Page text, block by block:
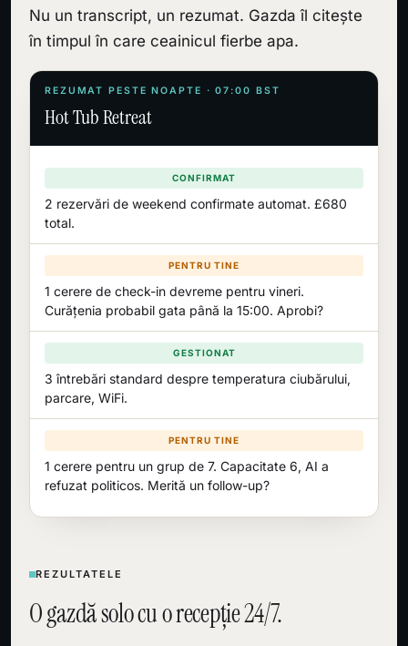
Nu un transcript, un rezumat. Gazda îl citește
în timpul în care ceainicul fierbe apa.
REZUMAT PESTE NOAPTE · 07:00 BST
Hot Tub Retreat
CONFIRMAT
2 rezervări de weekend confirmate automat. £680
total.
PENTRU TINE
1 cerere de check-in devreme pentru vineri.
Curățenia probabil gata până la 15:00. Aprobi?
GESTIONAT
3 întrebări standard despre temperatura ciubărului,
parcare, WiFi.
PENTRU TINE
1 cerere pentru un grup de 7. Capacitate 6, AI a
refuzat politicos. Merită un follow-up?
REZULTATELE
O gazdă solo cu o recepție 24/7.